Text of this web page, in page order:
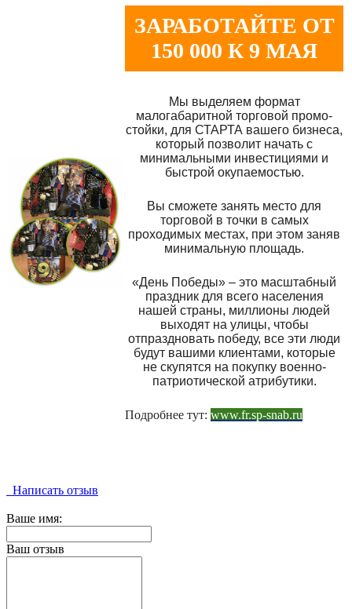
ЗАРАБОТАЙТЕ ОТ
150 000 К 9 МАЯ
Мы выделяем формат
малогабаритной торговой промо-
стойки, для СТАРТА вашего бизнеса,
который позволит начать с
минимальными инвестициями и
быстрой окупаемостью.
Вы сможете занять место для
торговой в точки в самых
проходимых местах, при этом заняв
минимальную площадь.
«День Победы» – это масштабный
праздник для всего населения
нашей страны, миллионы людей
выходят на улицы, чтобы
отпраздновать победу, все эти люди
будут вашими клиентами, которые
не скупятся на покупку военно-
патриотической атрибутики.
Подробнее тут: www.fr.sp-snab.ru
Написать отзыв
Ваше имя:
Ваш отзыв